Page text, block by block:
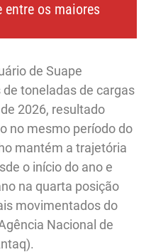
entre os maiores
de Suape
toneladas de cargas
2026, resultado
no mesmo período do
mantém a trajetória
o início do ano e
na quarta posição
movimentados do
Nacional de